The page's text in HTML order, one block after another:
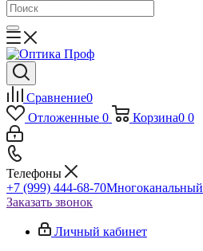
Сравнение0
Отложенные 0 Корзина0 0
Телефоны
+7 (999) 444-68-70Многоканальный
Заказать звонок
Личный кабинет